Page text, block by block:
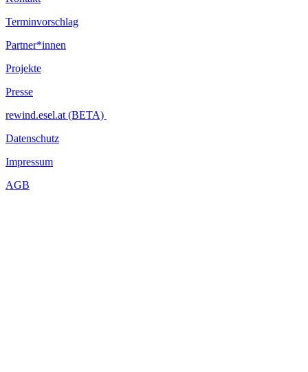
Terminvorschlag
Partner*innen
Projekte
Presse
rewind.esel.at (BETA)
Datenschutz
Impressum
AGB